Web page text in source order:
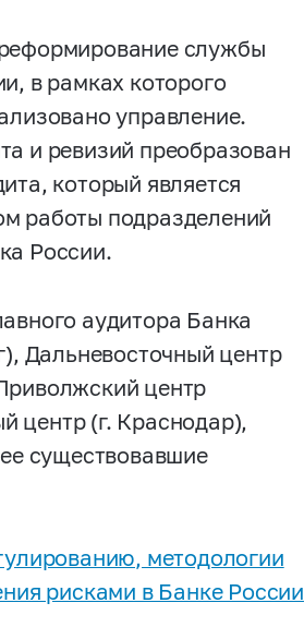
службы
в рамках которого
управление.
и ревизий преобразован
который является
работы подразделений
России.
аудитора Банка
Дальневосточный центр
центр
центр (г. Краснодар),
существовавшие
методологии
рисками в Банке России